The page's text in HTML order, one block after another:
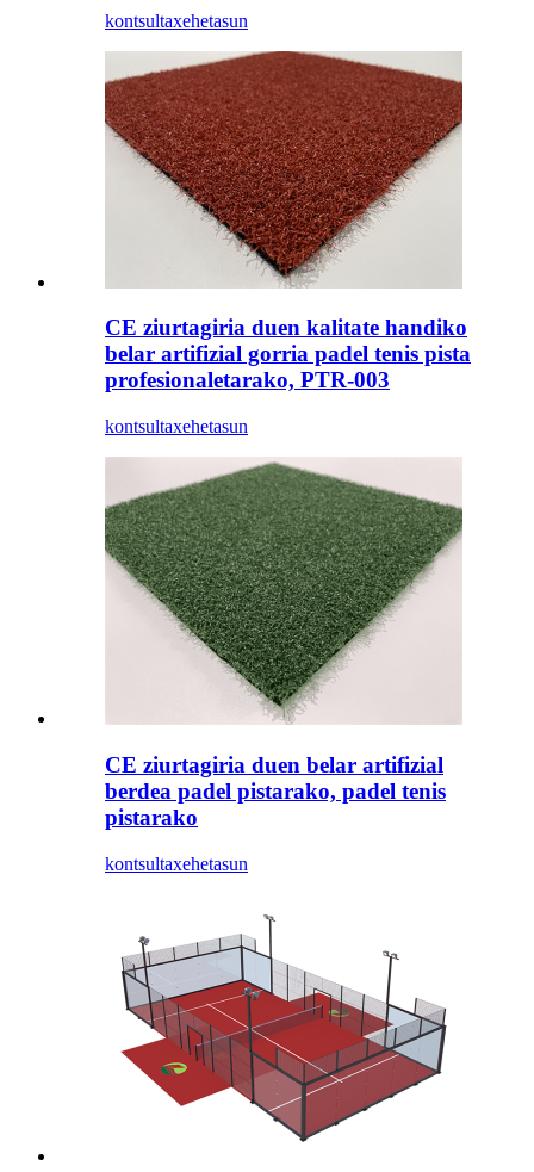
kontsultaxehetasun
CE ziurtagiria duen kalitate handiko
belar artifizial gorria padel tenis pista
profesionaletarako, PTR-003
kontsultaxehetasun
CE ziurtagiria duen belar artifizial
berdea padel pistarako, padel tenis
pistarako
kontsultaxehetasun